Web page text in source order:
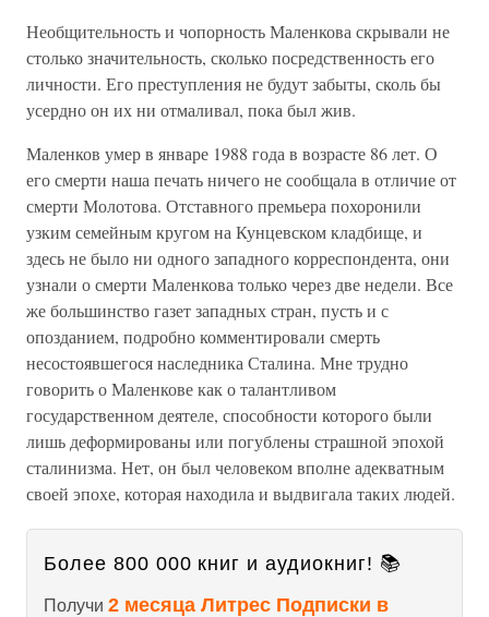
Необщительность и чопорность Маленкова скрывали не
столько значительность, сколько посредственность его
личности. Его преступления не будут забыты, сколь бы
усердно он их ни отмаливал, пока был жив.
Маленков умер в январе 1988 года в возрасте 86 лет. О
его смерти наша печать ничего не сообщала в отличие от
смерти Молотова. Отставного премьера похоронили
узким семейным кругом на Кунцевском кладбище, и
здесь не было ни одного западного корреспондента, они
узнали о смерти Маленкова только через две недели. Все
же большинство газет западных стран, пусть и с
опозданием, подробно комментировали смерть
несостоявшегося наследника Сталина. Мне трудно
говорить о Маленкове как о талантливом
государственном деятеле, способности которого были
лишь деформированы или погублены страшной эпохой
сталинизма. Нет, он был человеком вполне адекватным
своей эпохе, которая находила и выдвигала таких людей.
Более 800 000 книг и аудиокниг! 📚
Получи 2 месяца Литрес Подписки в